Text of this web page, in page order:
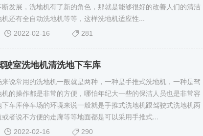
发展，洗地机有了新的角色，那就是能够很好的改善人们的清洁
还有全自动洗地机等等，这样洗地机适应性...
2022-02-16 281
驶室洗地机清洗地下车库
说常用的洗地机一般就是两种，一种是手推式洗地机，一种是驾
的操作都是非常的方便，哪怕年纪大一些的保洁人员也是非常容
车库停车场的环境来说一般就是手推式洗地机跟驾驶式洗地机两
者说不方便的走廊等等地面都是可以采用手推式...
2022-02-16 290